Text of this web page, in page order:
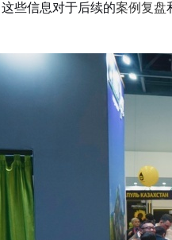
些信息对于后续的案例复盘